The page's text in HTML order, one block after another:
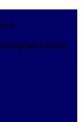
Antalya